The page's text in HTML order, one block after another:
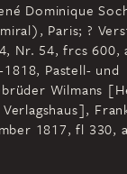
Dominique
Paris; ?
Nr. 54, frcs 600,
Pastell- und
Wilmans
1817, fl 330,